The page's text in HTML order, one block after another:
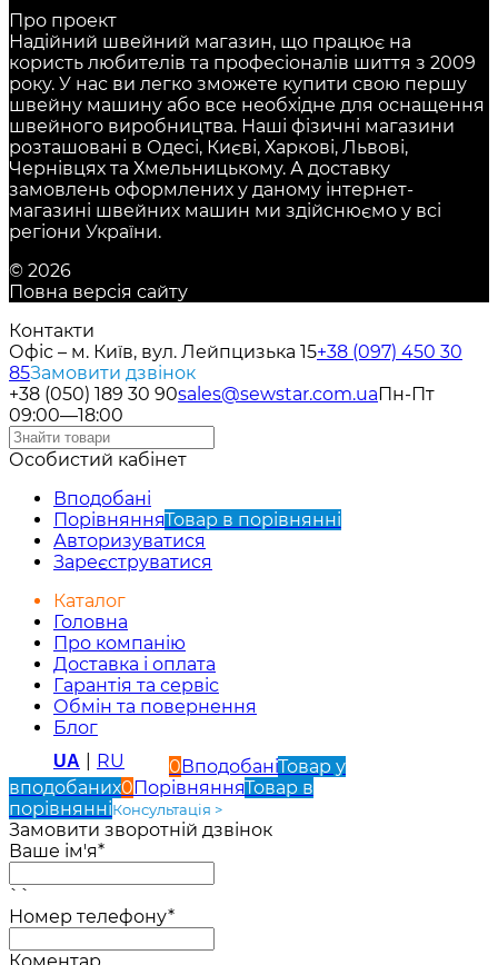
Про проект
Надійний швейний магазин, що працює на
користь любителів та професіоналів шиття з 2009
року. У нас ви легко зможете купити свою першу
швейну машину або все необхідне для оснащення
швейного виробництва. Наші фізичні магазини
розташовані в Одесі, Києві, Харкові, Львові,
Чернівцях та Хмельницькому. А доставку
замовлень оформлених у даному інтернет-
магазині швейних машин ми здійснюємо у всі
регіони України.
© 2026
Повна версія сайту
Контакти
Офіс – м. Київ, вул. Лейпцизька 15+38 (097) 450 30
85Замовити дзвінок
+38 (050) 189 30 90sales@sewstar.com.uaПн-Пт
09:00—18:00
Особистий кабінет
Вподобані
ПорівнянняТовар в порівнянні
Авторизуватися
Зареєструватися
Каталог
Головна
Про компанію
Доставка і оплата
Гарантія та сервіс
Обмін та повернення
Блог
UA RU 0ВподобаніТовар у
вподобаних0ПорівнянняТовар в
порівнянніКонсультація >
Замовити зворотній дзвінок
Ваше ім'я*
``
Номер телефону*
Коментар